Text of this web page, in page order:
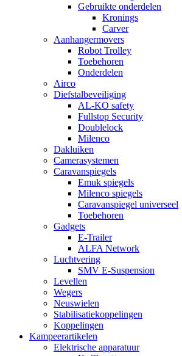
Gebruikte onderdelen
Kronings
Carver
Aanhangermovers
Robot Trolley
Toebehoren
Onderdelen
Airco
Diefstalbeveiliging
AL-KO safety
Fullstop Security
Doublelock
Milenco
Dakluiken
Camerasystemen
Caravanspiegels
Emuk spiegels
Milenco spiegels
Caravanspiegel universeel
Toebehoren
Gadgets
E-Trailer
ALFA Network
Luchtvering
SMV E-Suspension
Levellen
Wegers
Neuswielen
Stabilisatiekoppelingen
Koppelingen
Kampeerartikelen
Elektrische apparatuur